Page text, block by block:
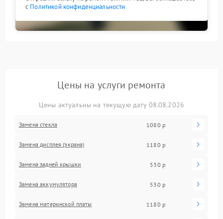
с Политикой конфиденциальности
Цены на услуги ремонта
Цены актуальны на текущую дату 08.08.2026
Замена стекла 1080 р
Замена дисплея (экрана) 1180 р
Замена задней крышки 530 р
Замена аккумулятора 530 р
Замена материнской платы 1180 р